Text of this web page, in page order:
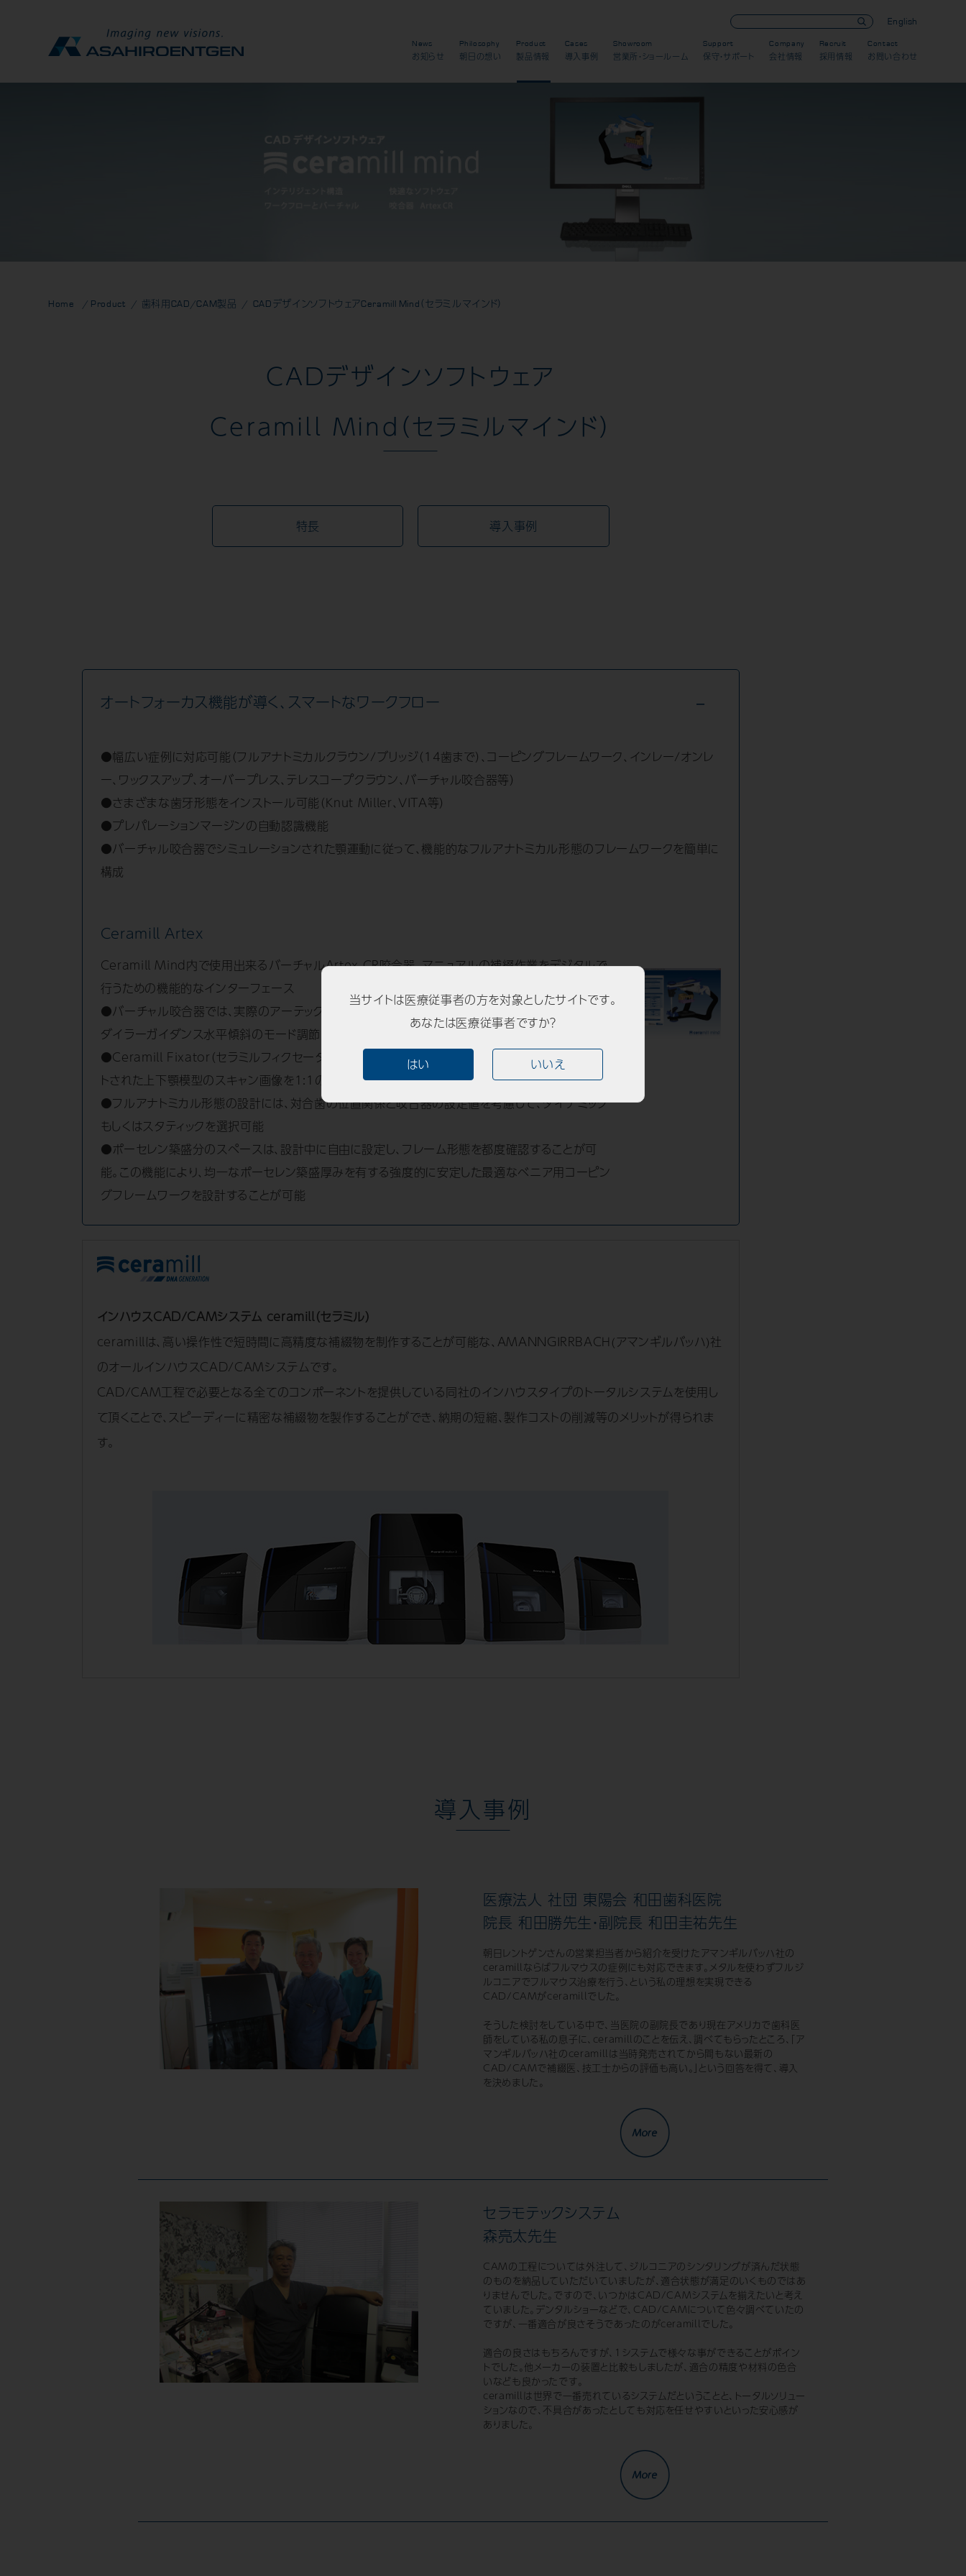
English
News
お知らせ
Philosophy
朝日の想い
Product
製品情報
Cases
導入事例
Showroom
営業所・ショールーム
Support
保守・サポート
Company
会社情報
Recruit
採用情報
Contact
お問い合わせ
Home Product 歯科用CAD/CAM製品 CADデザインソフトウェアCeramill Mind（セラミルマインド）
CADデザインソフトウェア
Ceramill Mind（セラミルマインド）
特長 導入事例
オートフォーカス機能が導く、スマートなワークフロー
●幅広い症例に対応可能（フルアナトミカルクラウン/ブリッジ（14歯まで）、コーピングフレームワーク、インレー/オンレ
ー、ワックスアップ、オーバープレス、テレスコープクラウン、バーチャル咬合器等）
●さまざまな歯牙形態をインストール可能（Knut Miller、VITA等）
●プレパレーションマージンの自動認識機能
●バーチャル咬合器でシミュレーションされた顎運動に従って、機能的なフルアナトミカル形態のフレームワークを簡単に
構成
Ceramill Artex
Ceramill Mind内で使用出来るバーチャルArtex CR咬合器。マニュアルの補綴作業をデジタルで
行うための機能的なインターフェース
●バーチャル咬合器では、実際のアーテックスCR咬合器と同様の機能を設定することが可能。（コン
ダイラーガイダンス水平傾斜のモード調節、ベネット角、下顎後退、イミーディエイトサイドシフト）
●Ceramill Fixator（セラミルフィクセーター）を使ってスキャンを行うことで、実際の咬合器にセッ
トされた上下顎模型のスキャン画像を1:1の正確な位置関係でバーチャル咬合器上に転送
●フルアナトミカル形態の設計には、対合歯の位置関係と咬合器の設定値を考慮して、ダイナミック
もしくはスタティックを選択可能
●ポーセレン築盛分のスペースは、設計中に自由に設定し、フレーム形態を都度確認することが可
能。この機能により、均一なポーセレン築盛厚みを有する強度的に安定した最適なベニア用コーピン
グフレームワークを設計することが可能
インハウスCAD/CAMシステム ceramill（セラミル）
ceramillは、高い操作性で短時間に高精度な補綴物を制作することが可能な、AMANNGIRRBACH(アマンギルバッハ)社
のオールインハウスCAD/CAMシステムです。
CAD/CAM工程で必要となる全てのコンポーネントを提供している同社のインハウスタイプのトータルシステムを使用し
て頂くことで、スピーディーに精密な補綴物を製作することができ、納期の短縮、製作コストの削減等のメリットが得られま
す。
導入事例
医療法人 社団 東陽会 和田歯科医院
院長 和田勝先生・副院長 和田圭祐先生
朝日レントゲンさんの営業担当者から紹介を受けたアマンギルバッハ社の
ceramillならばフルマウスの症例にも対応できます。メタルを使わずフルジ
ルコニアでフルマウス治療を行う、という私の理想を実現できる
CAD/CAMがceramillでした。
そうした検討をしている中で、当医院の副院長であり現在アメリカで歯科医
師をしている私の息子に、ceramillのことを伝え、調べてもらったところ、「ア
マンギルバッハ社のceramillは当時発売されてから間もない最新の
CAD/CAMで補綴医、技工士からの評価も高い。」という回答を得て、導入
を決めました。
セラモテックシステム
森亮太先生
CAMの工程については外注して、ジルコニアのシンタリングが済んだ状態
のものを納品していただいていましたが、適合状態が満足のいくものではあ
りませんでした。ですので、いつかはCAD/CAMシステムを揃えたいと考え
ていました。デンタルショーなどで、CAD/CAMについて色々調べていたの
ですが、一番適合が良さそうであったのがceramillでした。
適合の良さはもちろんですが、1システムで様々な事ができることがポイン
トでした。他メーカーの装置と比較もしましたが、適合の精度や材料の色合
いなども良かったです。
ceramillは世界で一番売れているシステムだということと、トータルソリュー
ションなので、不具合があったとしても対応を任せやすいといった安心感が
ありました。
当サイトは医療従事者の方を対象としたサイトです。
あなたは医療従事者ですか？
はい いいえ